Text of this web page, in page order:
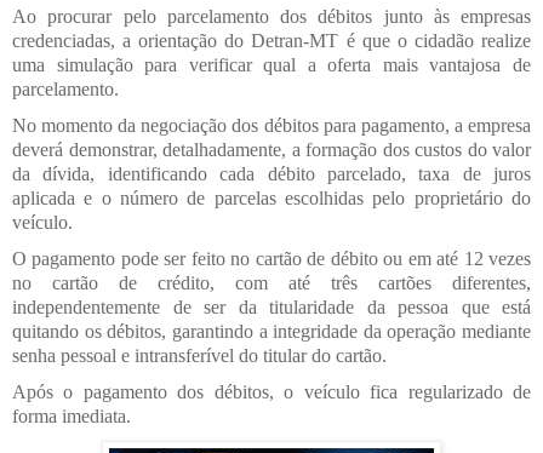
Ao procurar pelo parcelamento dos débitos junto às empresas
credenciadas, a orientação do Detran-MT é que o cidadão realize
uma simulação para verificar qual a oferta mais vantajosa de
parcelamento.
No momento da negociação dos débitos para pagamento, a empresa
deverá demonstrar, detalhadamente, a formação dos custos do valor
da dívida, identificando cada débito parcelado, taxa de juros
aplicada e o número de parcelas escolhidas pelo proprietário do
veículo.
O pagamento pode ser feito no cartão de débito ou em até 12 vezes
no cartão de crédito, com até três cartões diferentes,
independentemente de ser da titularidade da pessoa que está
quitando os débitos, garantindo a integridade da operação mediante
senha pessoal e intransferível do titular do cartão.
Após o pagamento dos débitos, o veículo fica regularizado de
forma imediata.